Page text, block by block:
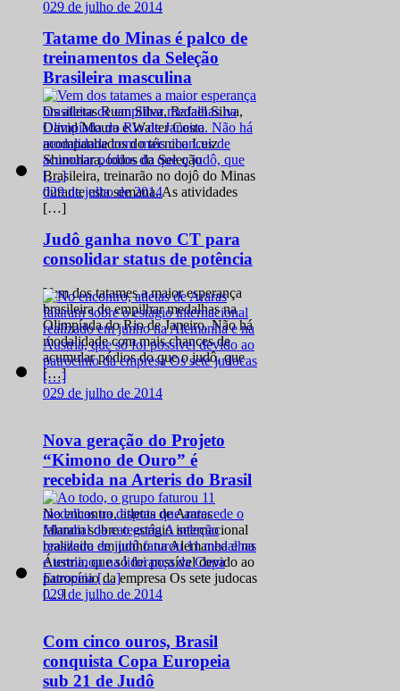
029 de julho de 2014
Tatame do Minas é palco de
treinamentos da Seleção
Brasileira masculina
Os atletas Ruan Silva, Rafael Silva,
David Moura e Walter Costa
acompanhados do técnico Luiz
Shinohara, todos da Seleção
Brasileira, treinarão no dojô do Minas
durante esta semana. As atividades
[…]
029 de julho de 2014
Judô ganha novo CT para
consolidar status de potência
Vem dos tatames a maior esperança
brasileira de empilhar medalhas na
Olimpíada do Rio de Janeiro. Não há
modalidade com mais chances de
acumular pódios do que o judô, que
[…]
029 de julho de 2014
Nova geração do Projeto
“Kimono de Ouro” é
recebida na Arteris do Brasil
No encontro, atletas de Araras
falaram sobre o estágio internacional
realizado em junho na Alemanha e na
Áustria, que só foi possível devido ao
patrocínio da empresa Os sete judocas
[…]
029 de julho de 2014
Com cinco ouros, Brasil
conquista Copa Europeia
sub 21 de Judô